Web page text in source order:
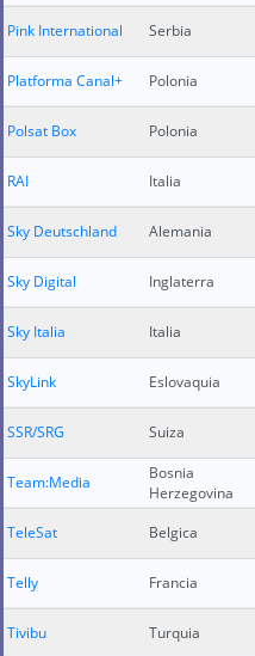
Pink International
Serbia
Platforma Canal+
Polonia
Polsat Box
Polonia
RAI
Italia
Sky Deutschland
Alemania
Sky Digital
Inglaterra
Sky Italia
Italia
SkyLink
Eslovaquia
SSR/SRG
Suiza
Team:Media
Bosnia
Herzegovina
TeleSat
Belgica
Telly
Francia
Tivibu
Turquia